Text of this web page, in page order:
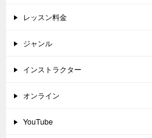
レッスン料金
ジャンル
インストラクター
オンライン
YouTube